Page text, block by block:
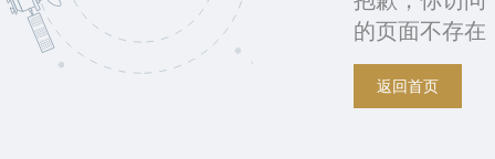
的页面不存在
返回首页